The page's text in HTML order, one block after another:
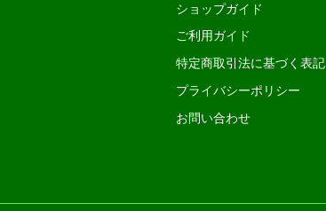
ショップガイド
ご利用ガイド
特定商取引法に基づく表記
プライバシーポリシー
お問い合わせ